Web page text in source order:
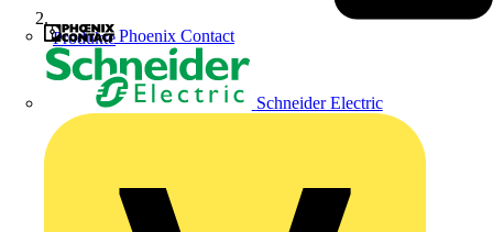
Phoenix Contact
Schneider Electric
Produkte